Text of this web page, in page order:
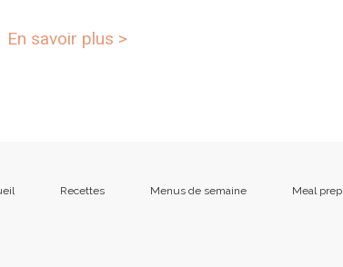
En savoir plus >
Recettes Menus de semaine Meal prep